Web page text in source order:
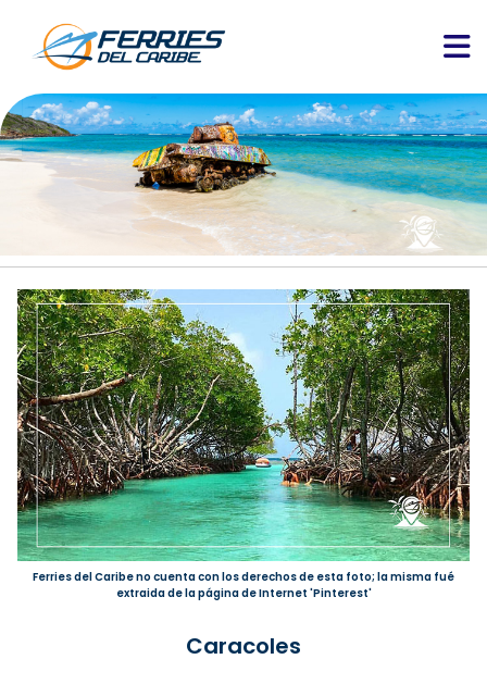
Ferries del Caribe no cuenta con los derechos de esta foto; la misma fué
extraida de la página de Internet 'Pinterest'
Caracoles